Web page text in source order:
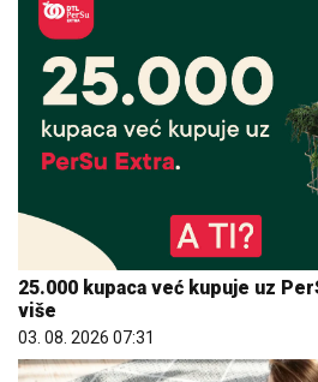
25.000 kupaca već kupuje uz
više
03. 08. 2026 07:31